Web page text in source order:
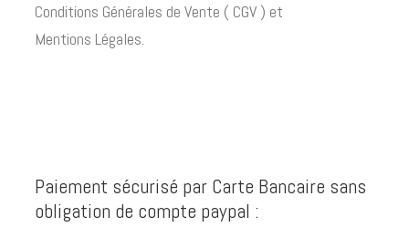
Conditions Générales de Vente ( CGV ) et
Mentions Légales.
Paiement sécurisé par Carte Bancaire sans
obligation de compte paypal :